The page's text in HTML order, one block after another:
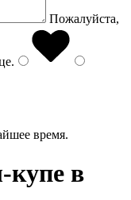
Пожалуйста,
.
время.
в